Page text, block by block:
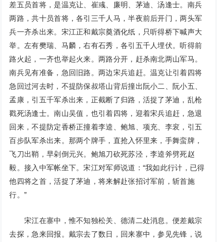
差五员首将，是温克让、崔彧、廉明、茅迪、汤逢士。南兵
两路，共十员首将，各引三千人马，半夜前后开门，两头军
兵一齐杀出来。宋江正和戴宗奠酒化纸，只听得桥下喊声大
举。左有樊瑞、马麟，右有石秀，各引五千人埋伏。听得前
路火起，一齐也举起火来。两路分开，赶杀南北两山军马。
南兵见有准备，急回旧路。两边宋兵追赶。温克让引着四将
急回过河去时，不提防保叔塔山背后撞出阮小二、阮小五、
孟康，引五千军杀出来，正截断了归路，活捉了茅迪，乱枪
戳死汤逢士。南山吴值，也引着四将，迎着宋兵追赶，急退
回来，不提防定香桥正撞着李逵、鲍旭、项充、李衮，引五
百步队军杀出来。那两个牌手，直抢入怀里来，手舞蛮牌，
飞刀出鞘，早剁倒元兴。鲍旭刀砍死苏泾，李逵斧劈死赵
毅。接入中军帐坐下。宋江对军师说道：“我如此行计，已得
他四将之首，活捉了茅迪，将来解赴张招讨军前，斩首施
行。”
宋江在寨中，惟不知独松关、德清二处消息。便差戴宗
去探，急来回报。戴宗去了数日，回来寨中，参见先锋，说